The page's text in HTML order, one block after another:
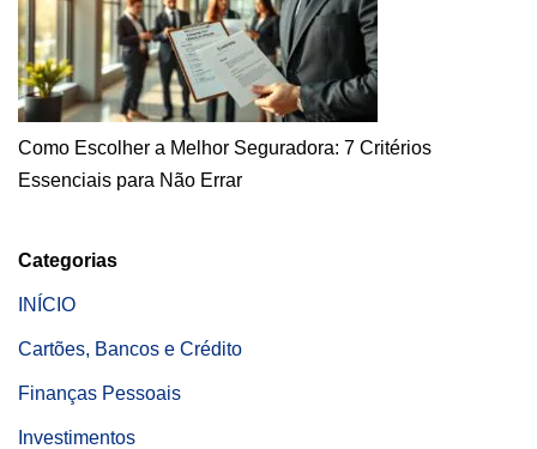
Como Escolher a Melhor Seguradora: 7 Critérios
Essenciais para Não Errar
Categorias
INÍCIO
Cartões, Bancos e Crédito
Finanças Pessoais
Investimentos